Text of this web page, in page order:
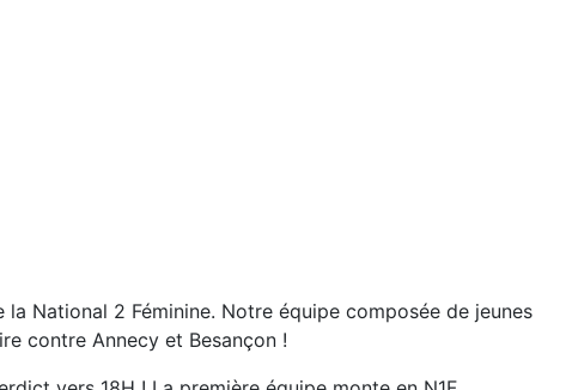
National 2 Féminine. Notre équipe composée de jeunes
contre Annecy et Besançon !